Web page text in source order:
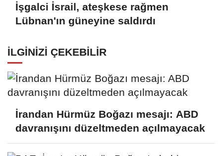
İşgalci İsrail, ateşkese rağmen
Lübnan'ın güneyine saldırdı
İLGINIZI ÇEKEBILIR
İrandan Hürmüz Boğazı mesajı: ABD
davranışını düzeltmeden açılmayacak